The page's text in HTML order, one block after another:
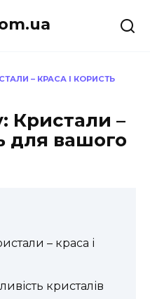
– КРАСА І КОРИСТЬ
Кристали –
для вашого
– краса і
кристалів